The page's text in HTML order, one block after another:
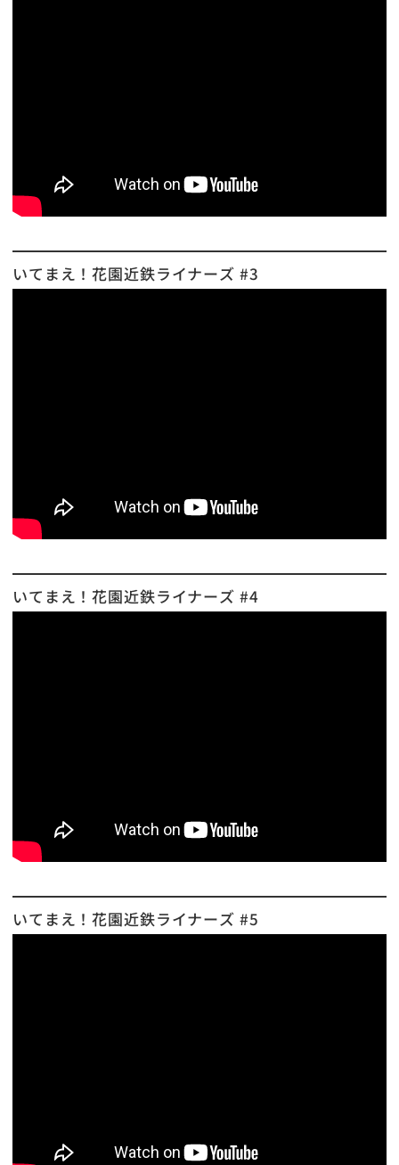
いてまえ！花園近鉄ライナーズ #3
いてまえ！花園近鉄ライナーズ #4
いてまえ！花園近鉄ライナーズ #5